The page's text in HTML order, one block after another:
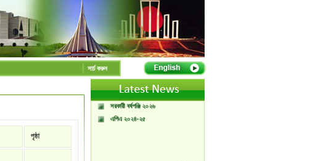
সার্চ করুন
পৃষ্ঠা
A Handbook of
Government Press
Citizen Charter of
Bangladesh Government
Press
সরকারী বর্ষপঞ্জি ২০২৬
এপিএ ২০২৪-২৫